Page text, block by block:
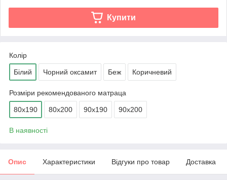
Купити
Колір
Білий Чорний оксамит Беж Коричневий
Розміри рекомендованого матраца
80х190 80х200 90х190 90х200
В наявності
Опис Характеристики Відгуки про товар Доставка